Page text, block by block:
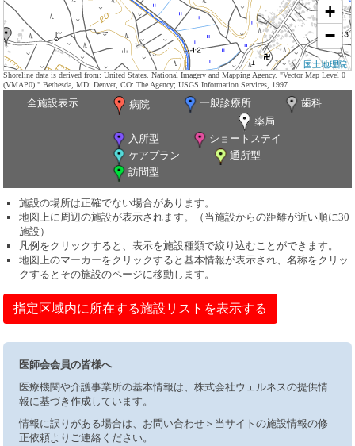
+
−
国土地理院
Shoreline data is derived from: United States. National Imagery and Mapping Agency. "Vector Map Level 0
(VMAP0)." Bethesda, MD: Denver, CO: The Agency; USGS Information Services, 1997.
全施設表示 病院 一般診療所
歯科
薬局
入所型
ショートステイ
ケアプラン
通所型
訪問型
施設の場所は正確でない場合があります。
地図上に周辺の施設が表示されます。（当施設からの距離が近い順に30
施設）
凡例をクリックすると、表示を施設種類で絞り込むことができます。
地図上のマーカーをクリックすると基本情報が表示され、名称をクリッ
クするとその施設のページに移動します。
指定区域内に所在する施設リストを表示する
医師会会員の皆様へ
医療機関や介護事業所の基本情報は、株式会社ウェルネスの提供情
報に基づき作成しています。
情報に誤りがある場合は、お問い合わせ＞当サイトの施設情報の修
正依頼よりご連絡ください。